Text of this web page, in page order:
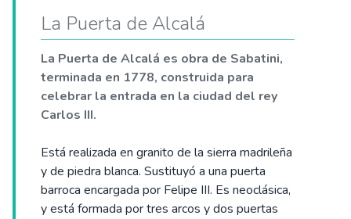
La Puerta de Alcalá
La Puerta de Alcalá es obra de Sabatini,
terminada en 1778, construida para
celebrar la entrada en la ciudad del rey
Carlos III.
Está realizada en granito de la sierra madrileña
y de piedra blanca. Sustituyó a una puerta
barroca encargada por Felipe III. Es neoclásica,
y está formada por tres arcos y dos puertas